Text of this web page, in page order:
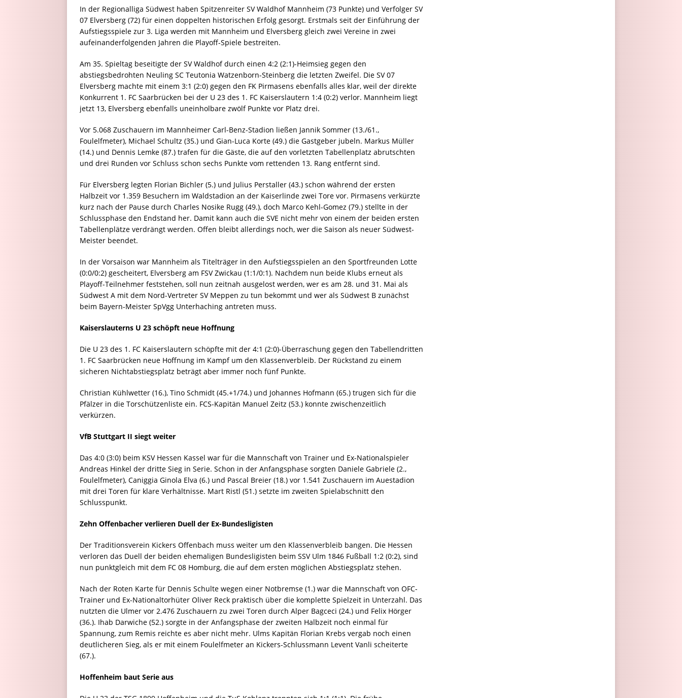
In der Regionalliga Südwest haben Spitzenreiter SV Waldhof Mannheim (73 Punkte) und Verfolger SV
07 Elversberg (72) für einen doppelten historischen Erfolg gesorgt. Erstmals seit der Einführung der
Aufstiegsspiele zur 3. Liga werden mit Mannheim und Elversberg gleich zwei Vereine in zwei
aufeinanderfolgenden Jahren die Playoff-Spiele bestreiten.
Am 35. Spieltag beseitigte der SV Waldhof durch einen 4:2 (2:1)-Heimsieg gegen den
abstiegsbedrohten Neuling SC Teutonia Watzenborn-Steinberg die letzten Zweifel. Die SV 07
Elversberg machte mit einem 3:1 (2:0) gegen den FK Pirmasens ebenfalls alles klar, weil der direkte
Konkurrent 1. FC Saarbrücken bei der U 23 des 1. FC Kaiserslautern 1:4 (0:2) verlor. Mannheim liegt
jetzt 13, Elversberg ebenfalls uneinholbare zwölf Punkte vor Platz drei.
Vor 5.068 Zuschauern im Mannheimer Carl-Benz-Stadion ließen Jannik Sommer (13./61.,
Foulelfmeter), Michael Schultz (35.) und Gian-Luca Korte (49.) die Gastgeber jubeln. Markus Müller
(14.) und Dennis Lemke (87.) trafen für die Gäste, die auf den vorletzten Tabellenplatz abrutschten
und drei Runden vor Schluss schon sechs Punkte vom rettenden 13. Rang entfernt sind.
Für Elversberg legten Florian Bichler (5.) und Julius Perstaller (43.) schon während der ersten
Halbzeit vor 1.359 Besuchern im Waldstadion an der Kaiserlinde zwei Tore vor. Pirmasens verkürzte
kurz nach der Pause durch Charles Nosike Rugg (49.), doch Marco Kehl-Gomez (79.) stellte in der
Schlussphase den Endstand her. Damit kann auch die SVE nicht mehr von einem der beiden ersten
Tabellenplätze verdrängt werden. Offen bleibt allerdings noch, wer die Saison als neuer Südwest-
Meister beendet.
In der Vorsaison war Mannheim als Titelträger in den Aufstiegsspielen an den Sportfreunden Lotte
(0:0/0:2) gescheitert, Elversberg am FSV Zwickau (1:1/0:1). Nachdem nun beide Klubs erneut als
Playoff-Teilnehmer feststehen, soll nun zeitnah ausgelost werden, wer es am 28. und 31. Mai als
Südwest A mit dem Nord-Vertreter SV Meppen zu tun bekommt und wer als Südwest B zunächst
beim Bayern-Meister SpVgg Unterhaching antreten muss.
Kaiserslauterns U 23 schöpft neue Hoffnung
Die U 23 des 1. FC Kaiserslautern schöpfte mit der 4:1 (2:0)-Überraschung gegen den Tabellendritten
1. FC Saarbrücken neue Hoffnung im Kampf um den Klassenverbleib. Der Rückstand zu einem
sicheren Nichtabstiegsplatz beträgt aber immer noch fünf Punkte.
Christian Kühlwetter (16.), Tino Schmidt (45.+1/74.) und Johannes Hofmann (65.) trugen sich für die
Pfälzer in die Torschützenliste ein. FCS-Kapitän Manuel Zeitz (53.) konnte zwischenzeitlich
verkürzen.
VfB Stuttgart II siegt weiter
Das 4:0 (3:0) beim KSV Hessen Kassel war für die Mannschaft von Trainer und Ex-Nationalspieler
Andreas Hinkel der dritte Sieg in Serie. Schon in der Anfangsphase sorgten Daniele Gabriele (2.,
Foulelfmeter), Caniggia Ginola Elva (6.) und Pascal Breier (18.) vor 1.541 Zuschauern im Auestadion
mit drei Toren für klare Verhältnisse. Mart Ristl (51.) setzte im zweiten Spielabschnitt den
Schlusspunkt.
Zehn Offenbacher verlieren Duell der Ex-Bundesligisten
Der Traditionsverein Kickers Offenbach muss weiter um den Klassenverbleib bangen. Die Hessen
verloren das Duell der beiden ehemaligen Bundesligisten beim SSV Ulm 1846 Fußball 1:2 (0:2), sind
nun punktgleich mit dem FC 08 Homburg, die auf dem ersten möglichen Abstiegsplatz stehen.
Nach der Roten Karte für Dennis Schulte wegen einer Notbremse (1.) war die Mannschaft von OFC-
Trainer und Ex-Nationaltorhüter Oliver Reck praktisch über die komplette Spielzeit in Unterzahl. Das
nutzten die Ulmer vor 2.476 Zuschauern zu zwei Toren durch Alper Bagceci (24.) und Felix Hörger
(36.). Ihab Darwiche (52.) sorgte in der Anfangsphase der zweiten Halbzeit noch einmal für
Spannung, zum Remis reichte es aber nicht mehr. Ulms Kapitän Florian Krebs vergab noch einen
deutlicheren Sieg, als er mit einem Foulelfmeter an Kickers-Schlussmann Levent Vanli scheiterte
(67.).
Hoffenheim baut Serie aus